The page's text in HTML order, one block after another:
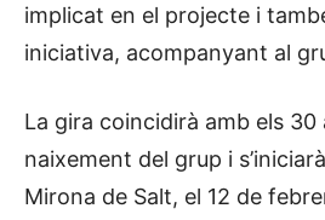
implicat en el projecte i
iniciativa, acompanyant al
La gira coincidirà amb els 30
naixement del grup i
Mirona de Salt, el 12 de